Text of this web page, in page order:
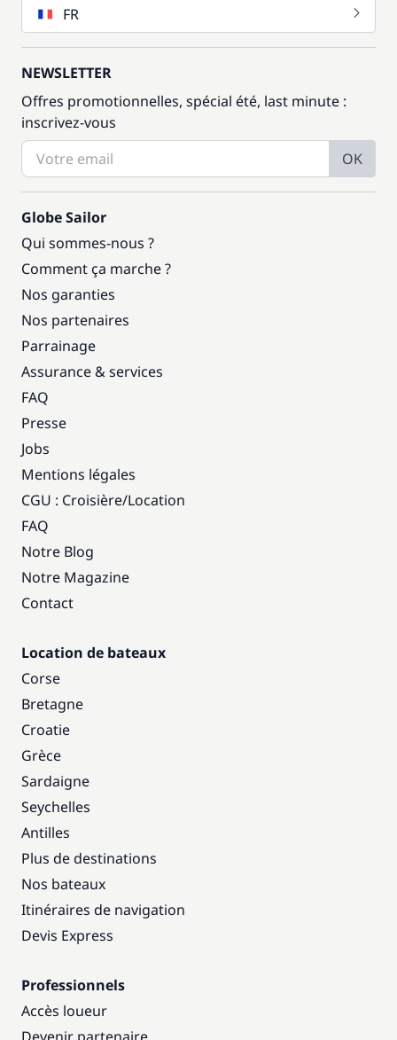
FR
NEWSLETTER
Offres promotionnelles, spécial été, last minute :
inscrivez-vous
OK
Globe Sailor
Qui sommes-nous ?
Comment ça marche ?
Nos garanties
Nos partenaires
Parrainage
Assurance & services
FAQ
Presse
Jobs
Mentions légales
CGU : Croisière/Location
FAQ
Notre Blog
Notre Magazine
Contact
Location de bateaux
Corse
Bretagne
Croatie
Grèce
Sardaigne
Seychelles
Antilles
Plus de destinations
Nos bateaux
Itinéraires de navigation
Devis Express
Professionnels
Accès loueur